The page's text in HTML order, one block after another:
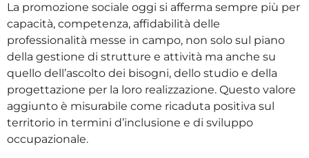
La promozione sociale oggi si afferma sempre più per
capacità, competenza, affidabilità delle
professionalità messe in campo, non solo sul piano
della gestione di strutture e attività ma anche su
quello dell’ascolto dei bisogni, dello studio e della
progettazione per la loro realizzazione. Questo valore
aggiunto è misurabile come ricaduta positiva sul
territorio in termini d’inclusione e di sviluppo
occupazionale.